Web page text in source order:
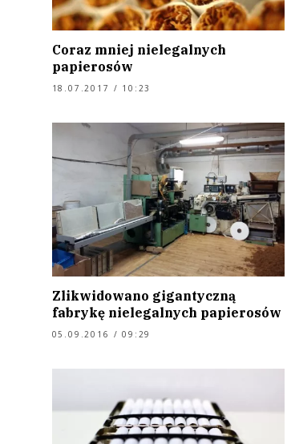
Coraz mniej nielegalnych
papierosów
18.07.2017 / 10:23
Zlikwidowano gigantyczną
fabrykę nielegalnych papierosów
05.09.2016 / 09:29